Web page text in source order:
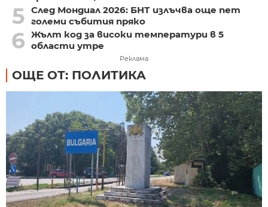
5 След Мондиал 2026: БНТ излъчва още пет
големи събития пряко
6 Жълт код за високи температури в 5
области утре
Реклама
ОЩЕ ОТ: ПОЛИТИКА